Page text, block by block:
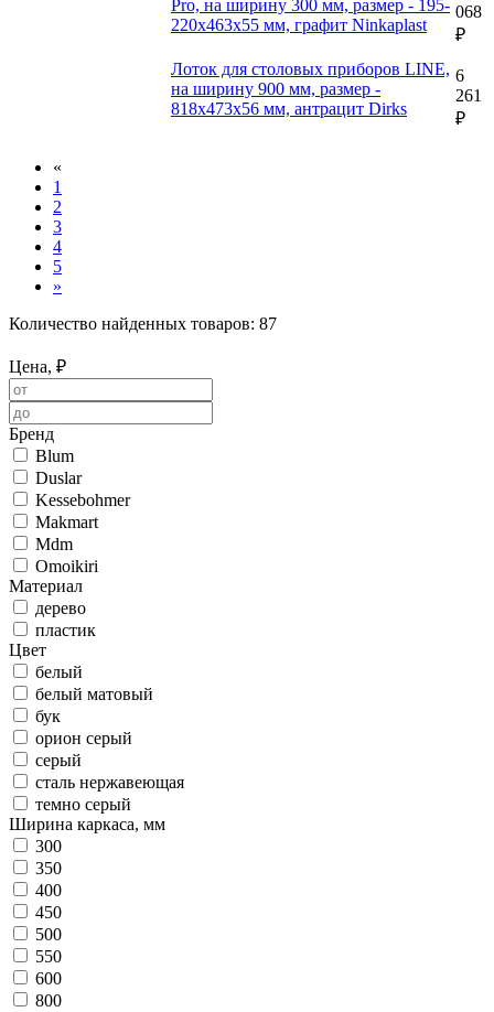
Pro, на ширину 300 мм, размер - 195-
220х463х55 мм, графит Ninkaplast
068
₽
Лоток для столовых приборов LINE,
на ширину 900 мм, размер -
818х473х56 мм, антрацит Dirks
6
261
₽
«
1
2
3
4
5
»
Количество найденных товаров: 87
Цена, ₽
Бренд
Blum
Duslar
Kessebohmer
Makmart
Mdm
Omoikiri
Материал
дерево
пластик
Цвет
белый
белый матовый
бук
орион серый
серый
сталь нержавеющая
темно серый
Ширина каркаса, мм
300
350
400
450
500
550
600
800